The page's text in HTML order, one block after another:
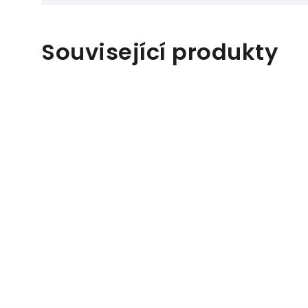
Související produkty